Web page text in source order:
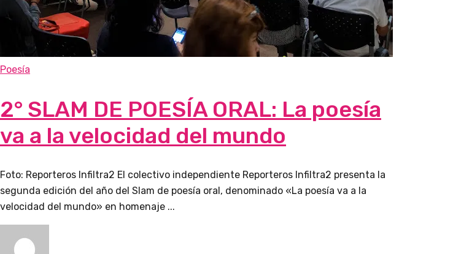
Poesía
2° SLAM DE POESÍA ORAL: La poesía
va a la velocidad del mundo
Foto: Reporteros Infiltra2 El colectivo independiente Reporteros Infiltra2 presenta la
segunda edición del año del Slam de poesía oral, denominado «La poesía va a la
velocidad del mundo» en homenaje ...